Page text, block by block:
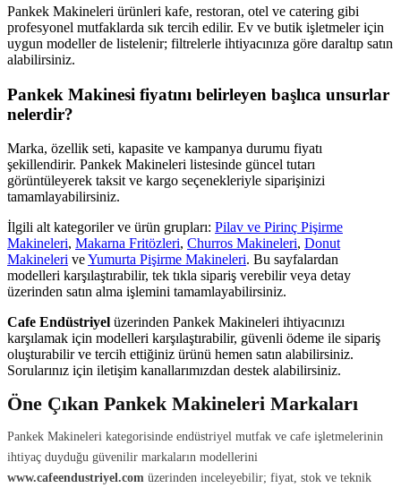
Pankek Makineleri ürünleri kafe, restoran, otel ve catering gibi
profesyonel mutfaklarda sık tercih edilir. Ev ve butik işletmeler için
uygun modeller de listelenir; filtrelerle ihtiyacınıza göre daraltıp satın
alabilirsiniz.
Pankek Makinesi fiyatını belirleyen başlıca unsurlar
nelerdir?
Marka, özellik seti, kapasite ve kampanya durumu fiyatı
şekillendirir. Pankek Makineleri listesinde güncel tutarı
görüntüleyerek taksit ve kargo seçenekleriyle siparişinizi
tamamlayabilirsiniz.
İlgili alt kategoriler ve ürün grupları: Pilav ve Pirinç Pişirme
Makineleri, Makarna Fritözleri, Churros Makineleri, Donut
Makineleri veYumurta Pişirme Makineleri. Bu sayfalardan
modelleri karşılaştırabilir, tek tıkla sipariş verebilir veya detay
üzerinden satın alma işlemini tamamlayabilirsiniz.
Cafe Endüstriyel üzerinden Pankek Makineleri ihtiyacınızı
karşılamak için modelleri karşılaştırabilir, güvenli ödeme ile sipariş
oluşturabilir ve tercih ettiğiniz ürünü hemen satın alabilirsiniz.
Sorularınız için iletişim kanallarımızdan destek alabilirsiniz.
Öne Çıkan Pankek Makineleri Markaları
Pankek Makineleri kategorisinde endüstriyel mutfak ve cafe işletmelerinin
ihtiyaç duyduğu güvenilir markaların modellerini
www.cafeendustriyel.com üzerinden inceleyebilir; fiyat, stok ve teknik